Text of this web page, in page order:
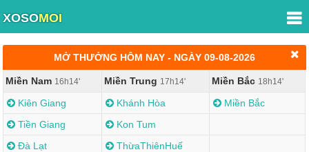
XOSOMOI
MỞ THƯỞNG HÔM NAY - NGÀY 09-08-2026
Miền Nam 16h14' Miền Trung 17h14' Miền Bắc 18h14'
Kiên Giang Khánh Hòa
Miền Bắc
Tiền Giang
Kon Tum
Đà Lạt
ThừaThiênHuế